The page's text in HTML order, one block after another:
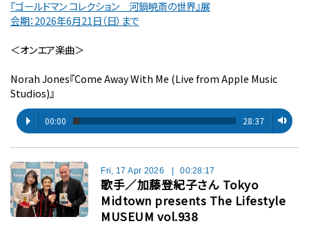
『ゴールドマン コレクション 河鍋暁斎の世界』展
会期：2026年6月21日（日）まで
＜オンエア楽曲＞
Norah Jones『Come Away With Me (Live from Apple Music
Studios)』
00:00 28:37
Fri, 17 Apr 2026 | 00:28:17
歌手／加藤登紀子さん Tokyo
Midtown presents The Lifestyle
MUSEUM vol.938